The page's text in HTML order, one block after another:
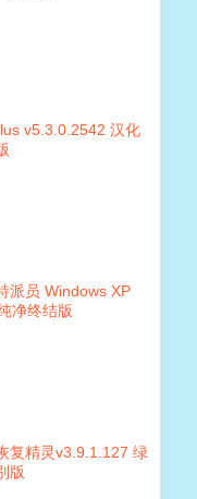
v5.3.0.2542 汉化
派员 Windows XP
净终结版
复精灵v3.9.1.127 绿
版